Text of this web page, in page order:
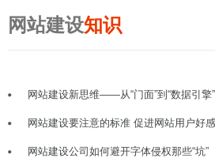
网站建设知识
网站建设新思维——从“门面”到“数据引擎”
网站建设要注意的标准 促进网站用户好感
网站建设公司如何避开字体侵权那些“坑”